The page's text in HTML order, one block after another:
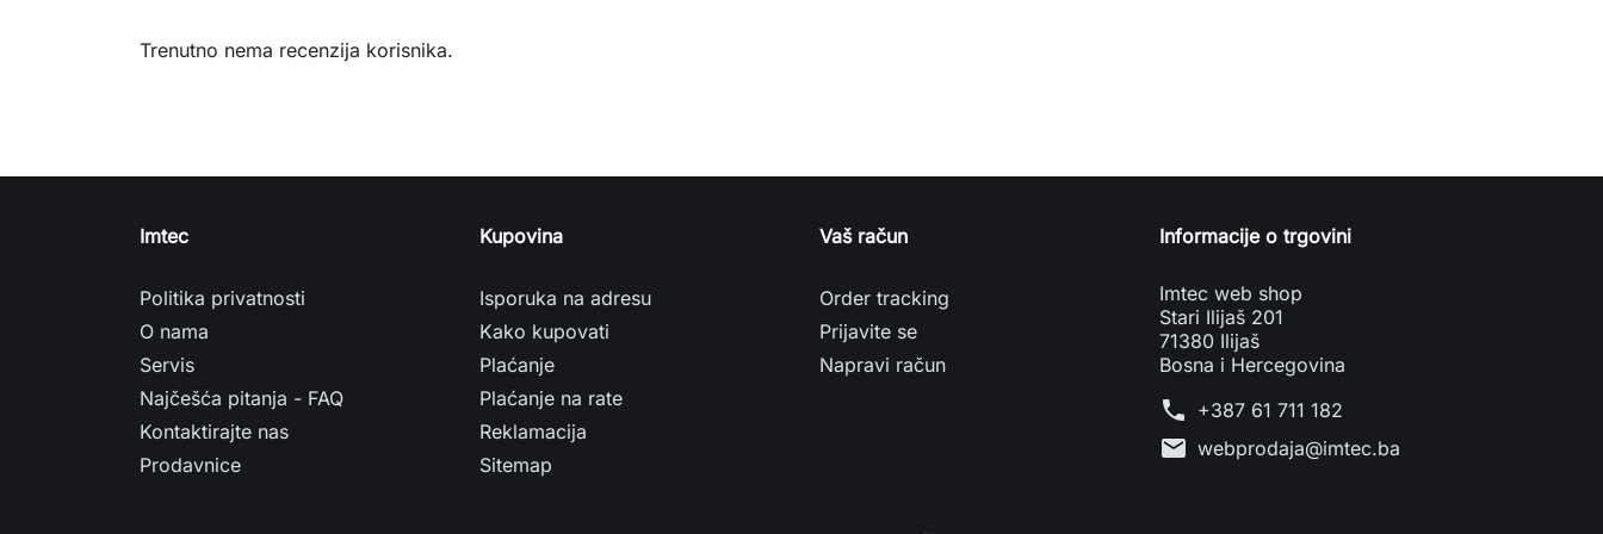
Trenutno nema recenzija korisnika.
Imtec
Politika privatnosti
O nama
Servis
Najčešća pitanja - FAQ
Kontaktirajte nas
Prodavnice
Kupovina
Isporuka na adresu
Kako kupovati
Plaćanje
Plaćanje na rate
Reklamacija
Sitemap
Vaš račun
Order tracking
Prijavite se
Napravi račun
Informacije o trgovini
Imtec web shop
Stari Ilijaš 201
71380 Ilijaš
Bosna i Hercegovina
phone +387 61 711 182
mail webprodaja@imtec.ba